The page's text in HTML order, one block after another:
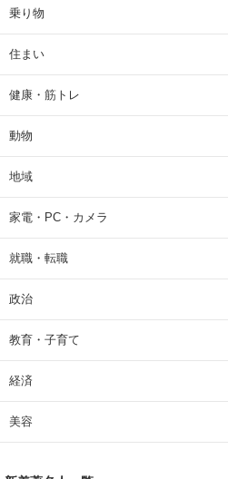
乗り物
住まい
健康・筋トレ
動物
地域
家電・PC・カメラ
就職・転職
政治
教育・子育て
経済
美容